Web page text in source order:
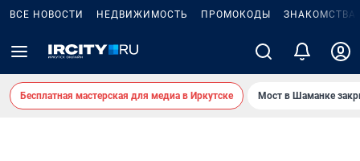
ВСЕ НОВОСТИ НЕДВИЖИМОСТЬ ПРОМОКОДЫ ЗНАКОМСТВА
Бесплатная мастерская для медиа в Иркутске Мост в Шаманке